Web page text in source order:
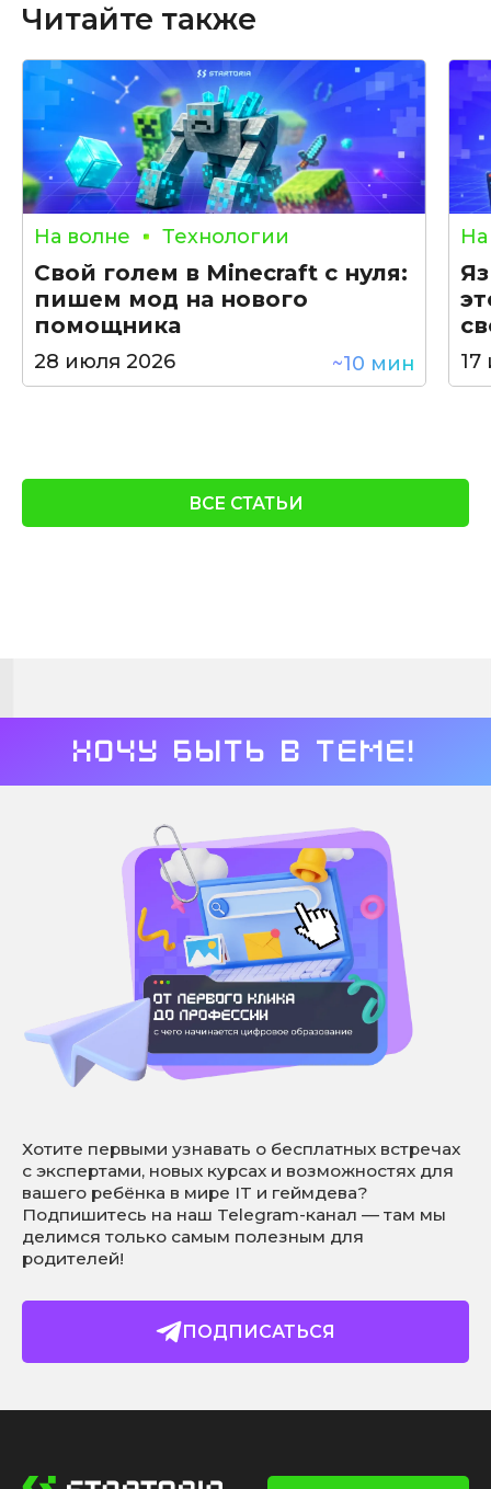
Читайте также
На волне Технологии
Свой голем в Minecraft с нуля:
пишем мод на нового
помощника
28 июля 2026 ~10 мин 17
ВСЕ СТАТЬИ
Хочу быть в теме!
Хотите первыми узнавать о бесплатных встречах
с экспертами, новых курсах и возможностях для
вашего ребёнка в мире IT и геймдева?
Подпишитесь на наш Telegram-канал — там мы
делимся только самым полезным для
родителей!
ПОДПИСАТЬСЯ